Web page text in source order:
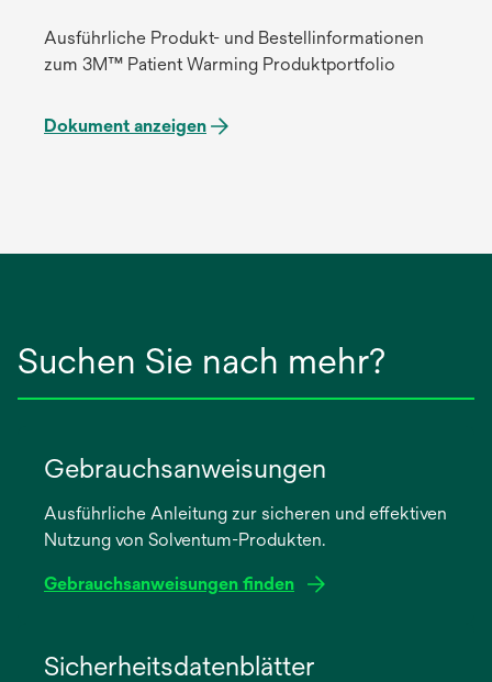
Ausführliche Produkt- und Bestellinformationen
zum 3M™ Patient Warming Produktportfolio
Dokument anzeigen
Suchen Sie nach mehr?
Gebrauchsanweisungen
Ausführliche Anleitung zur sicheren und effektiven
Nutzung von Solventum-Produkten.
Gebrauchsanweisungen finden
Sicherheitsdatenblätter